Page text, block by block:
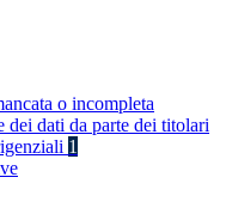
o incompleta
dei dati da parte dei titolari
1